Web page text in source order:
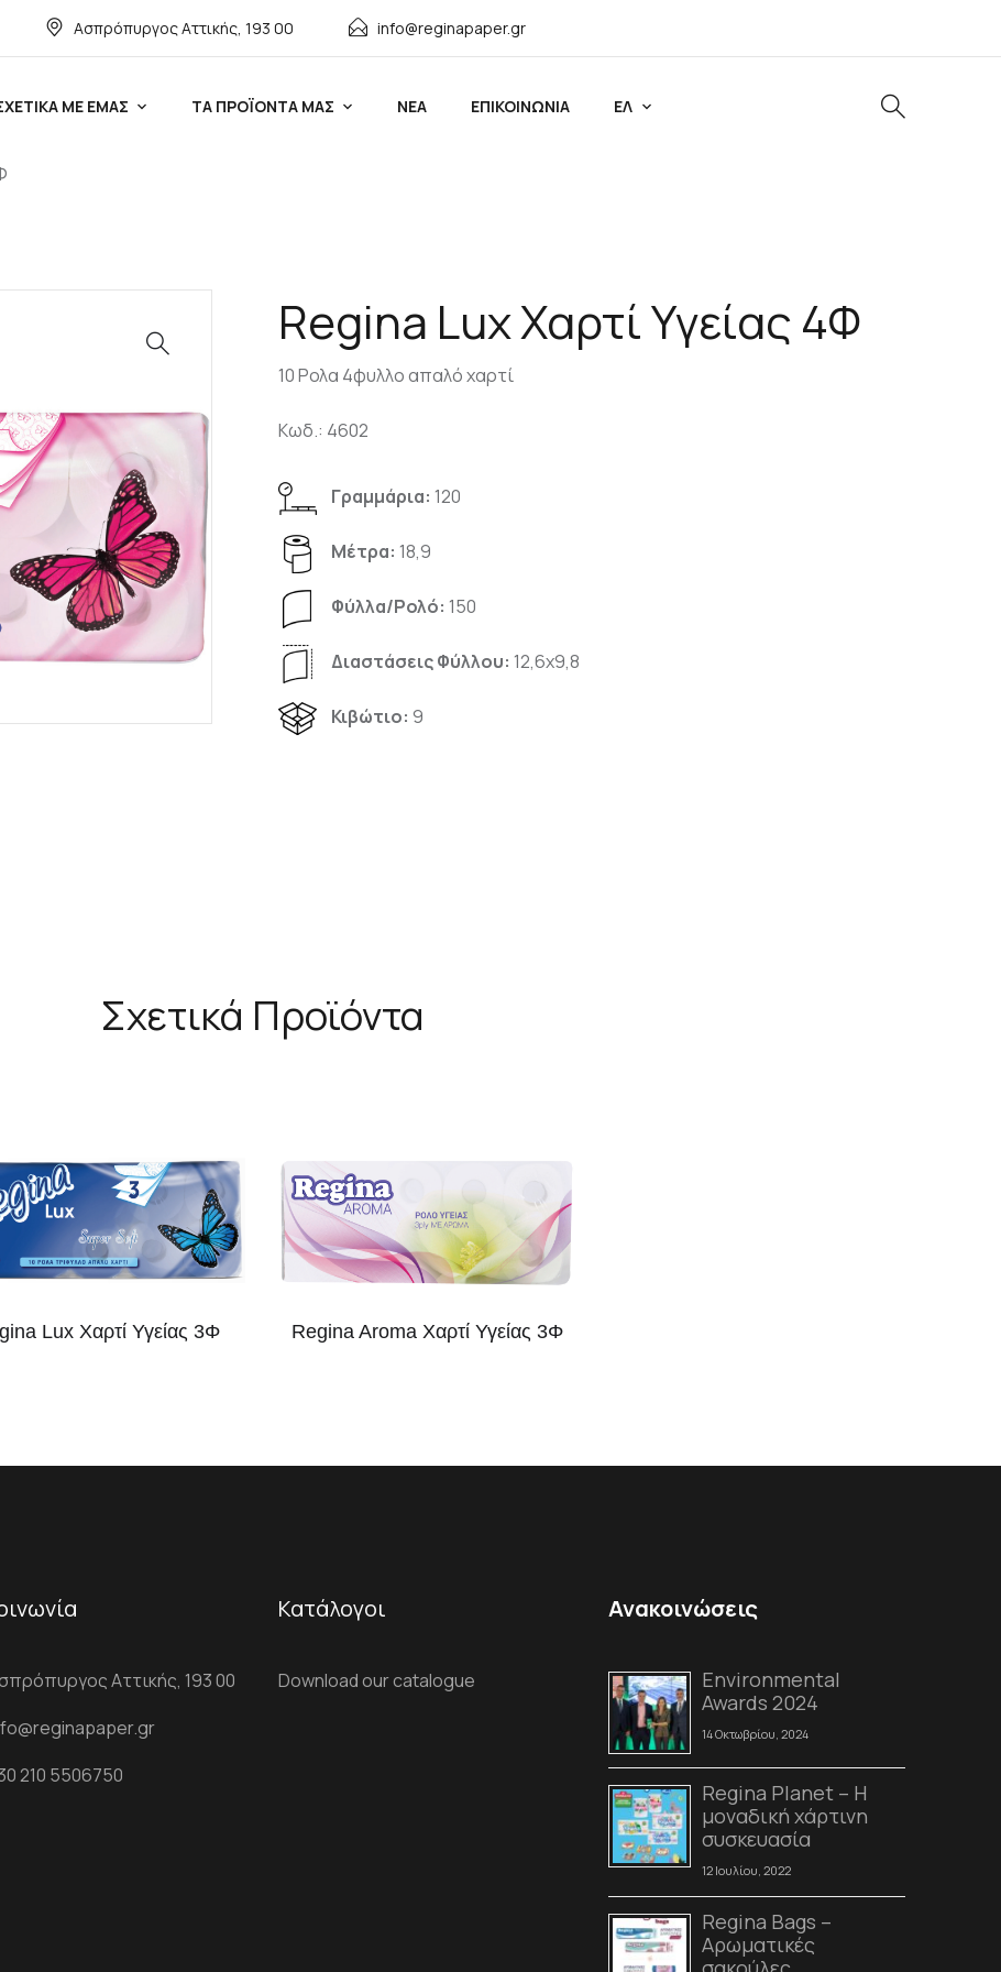
Ασπρόπυργος Αττικής, 193 00 info@reginapaper.gr
ΜΕ ΕΜΑΣ ΤΑ ΠΡΟΪΟΝΤΑ ΜΑΣ ΝΕΑ ΕΠΙΚΟΙΝΩΝΙΑ ΕΛ
Regina Lux Χαρτί Υγείας 4Φ
10 Ρολα 4φυλλο απαλό χαρτί
Kωδ.: 4602
Γραμμάρια: 120
Μέτρα: 18,9
Φύλλα/Pολό: 150
Διαστάσεις Φύλλου: 12,6x9,8
Κιβώτιο: 9
Σχετικά Προϊόντα
Lux Χαρτί Υγείας 3Φ
Regina Aroma Χαρτί Υγείας 3Φ
Αττικής, 193 00
210 5506750
Κατάλογοι
Download our catalogue
Ανακοινώσεις
Environmental
Awards 2024
14 Οκτωβρίου, 2024
Regina Planet – Η
μοναδική χάρτινη
συσκευασία
12 Ιουλίου, 2022
Regina Bags –
Αρωματικές